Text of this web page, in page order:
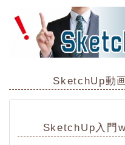
SketchUp動
SketchUp入門